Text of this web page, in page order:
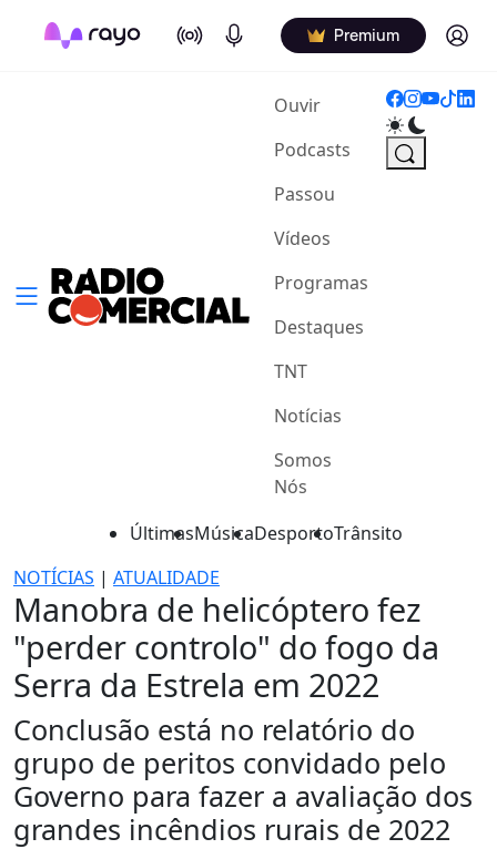
On Air Podcasts Premium Log in
Ouvir(current)
Podcasts
Passou
Vídeos
Programas
Destaques
TNT
Notícias
Somos
Nós
ÚltimasMúsicaDesportoTrânsito
NOTÍCIAS | ATUALIDADE
Manobra de helicóptero fez
"perder controlo" do fogo da
Serra da Estrela em 2022
Conclusão está no relatório do
grupo de peritos convidado pelo
Governo para fazer a avaliação dos
grandes incêndios rurais de 2022